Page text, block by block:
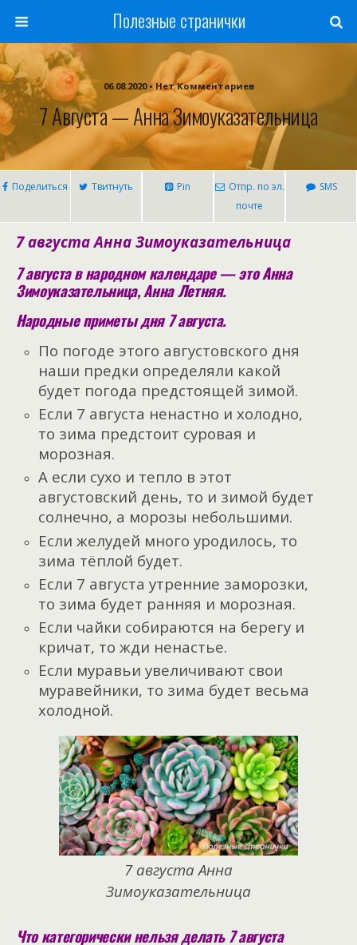
Полезные странички
06.08.2020 • Нет Комментариев
7 Августа — Анна Зимоуказательница
Поделиться Твитнуть Pin
Отпр. по эл.
почте
SMS
7 августа Анна Зимоуказательница
7 августа в народном календаре — это Анна
Зимоуказательница, Анна Летняя.
Народные приметы дня 7 августа.
По погоде этого августовского дня
наши предки определяли какой
будет погода предстоящей зимой.
Если 7 августа ненастно и холодно,
то зима предстоит суровая и
морозная.
А если сухо и тепло в этот
августовский день, то и зимой будет
солнечно, а морозы небольшими.
Если желудей много уродилось, то
зима тёплой будет.
Если 7 августа утренние заморозки,
то зима будет ранняя и морозная.
Если чайки собираются на берегу и
кричат, то жди ненастье.
Если муравьи увеличивают свои
муравейники, то зима будет весьма
холодной.
7 августа Анна
Зимоуказательница
Что категорически нельзя делать 7 августа